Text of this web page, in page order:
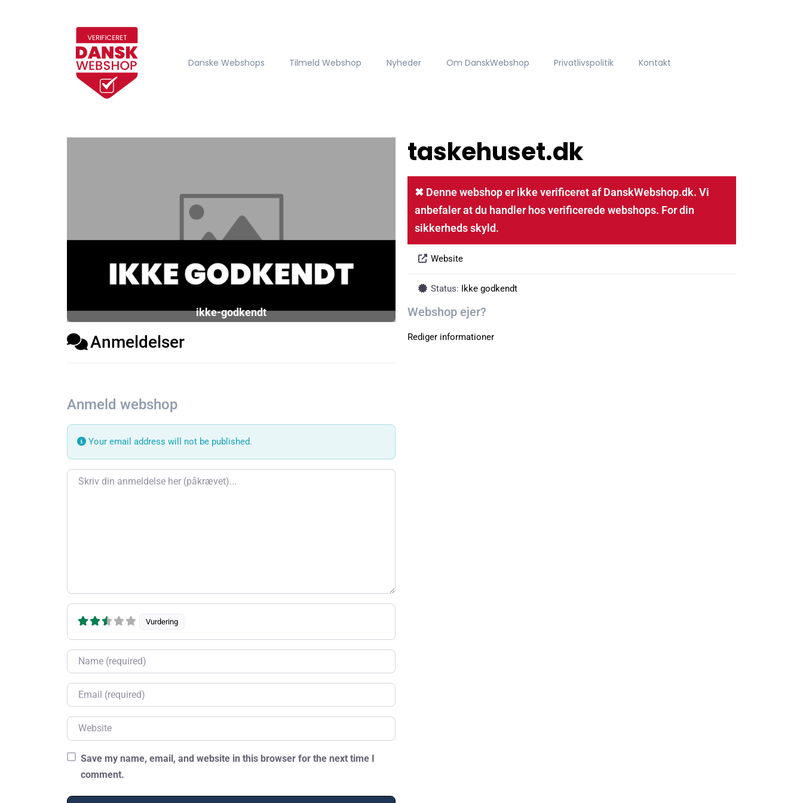
Danske Webshops Tilmeld Webshop Nyheder Om DanskWebshop Privatlivspolitik Kontakt
ikke-godkendt
Anmeldelser
Anmeld webshop
Your email address will not be published.
Review text
Vurdering
Name
Email
Website
Save my name, email, and website in this browser for the next time I
comment.
taskehuset.dk
✖ Denne webshop er ikke verificeret af DanskWebshop.dk. Vi
anbefaler at du handler hos verificerede webshops. For din
sikkerheds skyld.
Website
Status: Ikke godkendt
Webshop ejer?
Rediger informationer